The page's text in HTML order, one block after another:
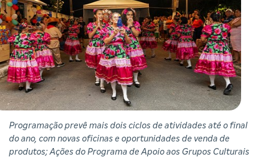
Programação prevê mais dois ciclos de atividades até o final
do ano, com novas oficinas e oportunidades de venda de
produtos; Ações do Programa de Apoio aos Grupos Culturais